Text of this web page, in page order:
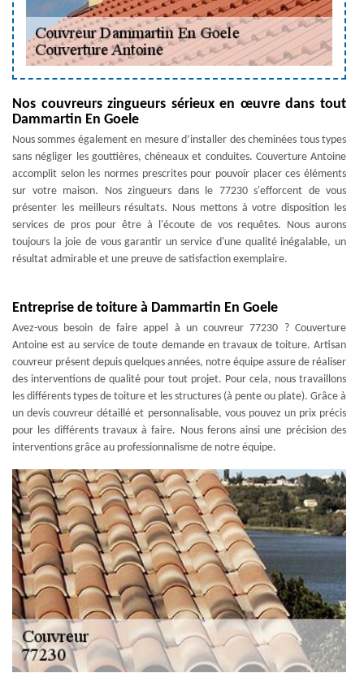
Nos couvreurs zingueurs sérieux en œuvre dans tout
Dammartin En Goele
Nous sommes également en mesure d’installer des cheminées tous types
sans négliger les gouttières, chéneaux et conduites. Couverture Antoine
accomplit selon les normes prescrites pour pouvoir placer ces éléments
sur votre maison. Nos zingueurs dans le 77230 s'efforcent de vous
présenter les meilleurs résultats. Nous mettons à votre disposition les
services de pros pour être à l'écoute de vos requêtes. Nous aurons
toujours la joie de vous garantir un service d'une qualité inégalable, un
résultat admirable et une preuve de satisfaction exemplaire.
Entreprise de toiture à Dammartin En Goele
Avez-vous besoin de faire appel à un couvreur 77230 ? Couverture
Antoine est au service de toute demande en travaux de toiture. Artisan
couvreur présent depuis quelques années, notre équipe assure de réaliser
des interventions de qualité pour tout projet. Pour cela, nous travaillons
les différents types de toiture et les structures (à pente ou plate). Grâce à
un devis couvreur détaillé et personnalisable, vous pouvez un prix précis
pour les différents travaux à faire. Nous ferons ainsi une précision des
interventions grâce au professionnalisme de notre équipe.